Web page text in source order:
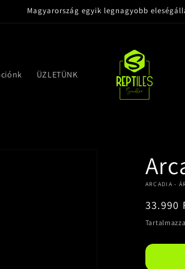
Magyarország egyik legnagyobb
ÜZLETÜNK
ARCADIA -
Normál
ár
33.990